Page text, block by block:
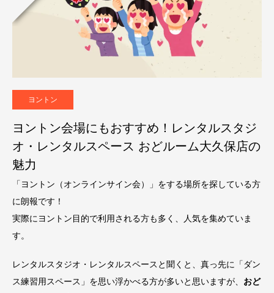
ヨントン
ヨントン会場にもおすすめ！レンタルスタジ
オ・レンタルスペース おどルーム大久保店の
魅力
「ヨントン（オンラインサイン会）」をする場所を探している方
に朗報です！
実際にヨントン目的で利用される方も多く、人気を集めていま
す。
レンタルスタジオ・レンタルスペースと聞くと、真っ先に「ダン
ス練習用スペース」を思い浮かべる方が多いと思いますが、 おど